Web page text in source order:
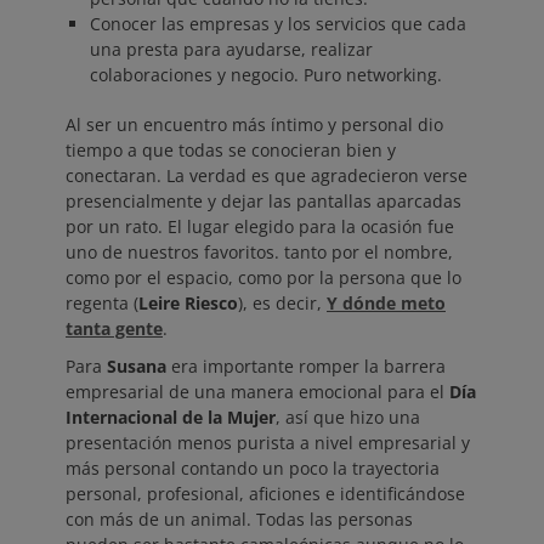
Conocer las empresas y los servicios que cada
una presta para ayudarse, realizar
colaboraciones y negocio. Puro networking.
Al ser un encuentro más íntimo y personal dio
tiempo a que todas se conocieran bien y
conectaran. La verdad es que agradecieron verse
presencialmente y dejar las pantallas aparcadas
por un rato. El lugar elegido para la ocasión fue
uno de nuestros favoritos. tanto por el nombre,
como por el espacio, como por la persona que lo
regenta (Leire Riesco), es decir, Y dónde meto
tanta gente.
Para Susana era importante romper la barrera
empresarial de una manera emocional para el Día
Internacional de la Mujer, así que hizo una
presentación menos purista a nivel empresarial y
más personal contando un poco la trayectoria
personal, profesional, aficiones e identificándose
con más de un animal. Todas las personas